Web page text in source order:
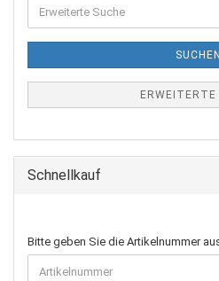
Suche
SUCHEN
ERWEITERTE
Schnellkauf
BITTE
GEBEN
SIE
Bitte geben Sie die Artikelnummer